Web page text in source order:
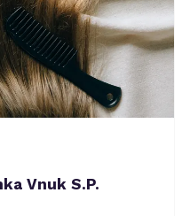
Vnuk S.P.